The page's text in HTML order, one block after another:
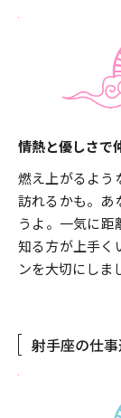
情熱と優しさで
燃え上がるよう
訪れるかも。あ
うよ。一気に距
知る方が上手く
ンを大切にしま
射手座の仕